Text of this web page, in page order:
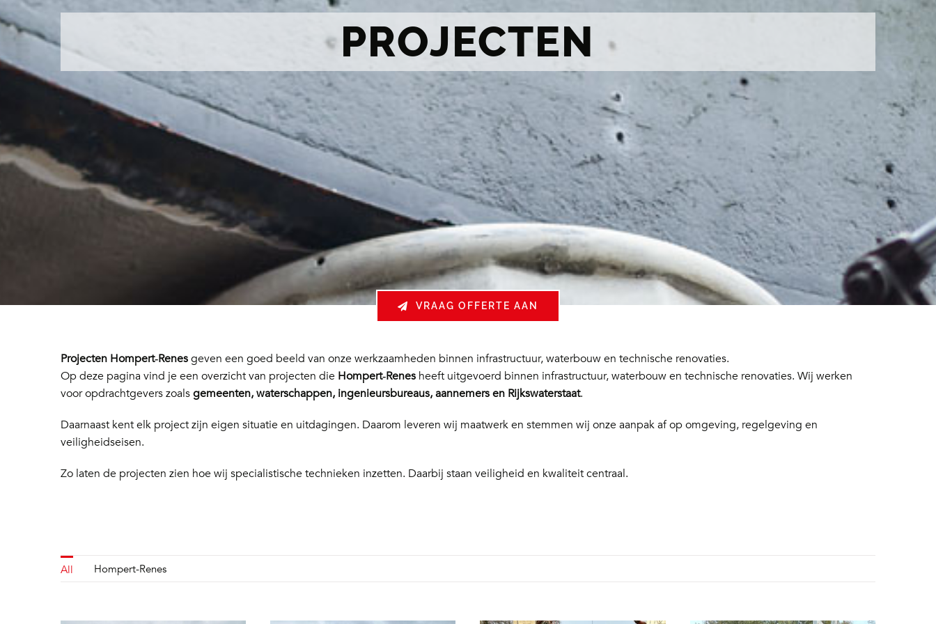
PROJECTEN
VRAAG OFFERTE AAN
Projecten Hompert‑Renesgeven een goed beeld van onze werkzaamheden binnen infrastructuur, waterbouw en technische renovaties.
Op deze pagina vind je een overzicht van projecten die Hompert‑Renesheeft uitgevoerd binnen infrastructuur, waterbouw en technische renovaties. Wij werken
voor opdrachtgevers zoalsgemeenten, waterschappen, ingenieursbureaus, aannemers en Rijkswaterstaat.
Daarnaast kent elk project zijn eigen situatie en uitdagingen. Daarom leveren wij maatwerk en stemmen wij onze aanpak af op omgeving, regelgeving en
veiligheidseisen.
Zo laten de projecten zien hoe wij specialistische technieken inzetten. Daarbij staan veiligheid en kwaliteit centraal.
All Hompert-Renes